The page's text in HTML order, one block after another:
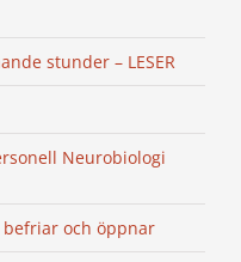
stunder – LESER
Neurobiologi
och öppnar